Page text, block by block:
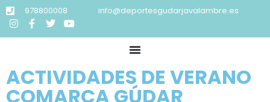
978800008 info@deportesgudarjavalambre.es
ACTIVIDADES DE VERANO
COMARCA GÚDAR